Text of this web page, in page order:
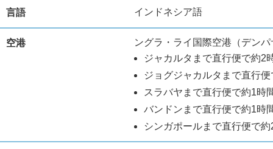
言語 インドネシア語
空港
ングラ・ライ国際空港（デン
ジャカルタまで直行便で約2
ジョグジャカルタまで直行
スラバヤまで直行便で約1時
バンドンまで直行便で約1時
シンガポールまで直行便で